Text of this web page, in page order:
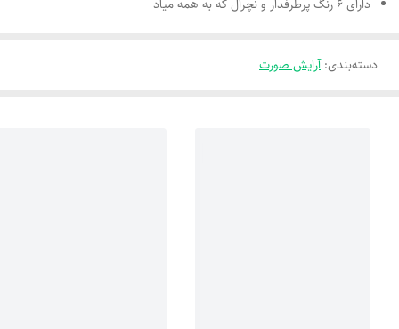
دارای ۶ رنگ پرطرفدار و نچرال که به همه میاد
دسته‌بندی:آرایش صورت